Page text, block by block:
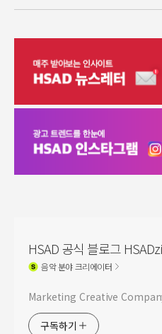
HSAD 공식 블로그
음악분야 크리에이터
Marketing Creative
구독하기